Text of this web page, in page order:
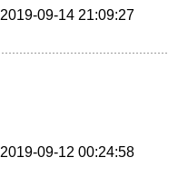
2019-09-14 21:09:27
2019-09-12 00:24:58